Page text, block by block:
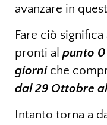
avanzare in
Fare ciò
pronti al punto 0
giorniche
dal 29 Ottobre
Intanto torna a